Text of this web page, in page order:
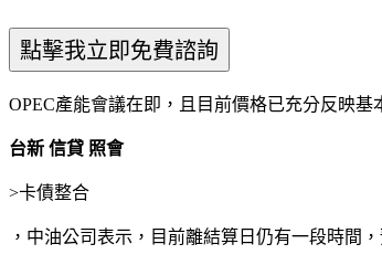
OPEC產能會議在即，且目前價格已充分反映
台新 信貸 照會
>卡債整合
，中油公司表示，目前離結算日仍有一段時間